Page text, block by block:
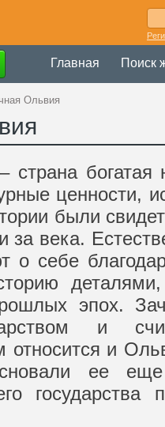
Главная Поиск
Ольвия
страна
ценности,
были
за века.
о себе
эпох.
и
относится и
ее
государства